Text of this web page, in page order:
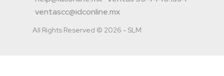
ventascc@idconline.mx
All Rights Reserved © 2026 - SLM